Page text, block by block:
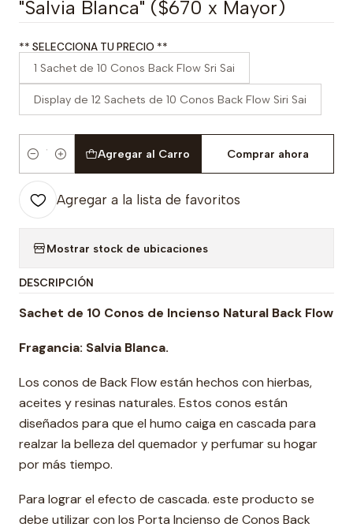
"Salvia Blanca" ($670 x Mayor)
** SELECCIONA TU PRECIO **
1 Sachet de 10 Conos Back Flow Sri Sai
Display de 12 Sachets de 10 Conos Back Flow Siri Sai
Cantidad
Agregar al Carro Comprar ahora
Agregar a la lista de favoritos
Mostrar stock de ubicaciones
DESCRIPCIÓN
Sachet de 10 Conos de Incienso Natural Back Flow
Fragancia: Salvia Blanca.
Los conos de Back Flow están hechos con hierbas,
aceites y resinas naturales. Estos conos están
diseñados para que el humo caiga en cascada para
realzar la belleza del quemador y perfumar su hogar
por más tiempo.
Para lograr el efecto de cascada. este producto se
debe utilizar con los Porta Incienso de Conos Back